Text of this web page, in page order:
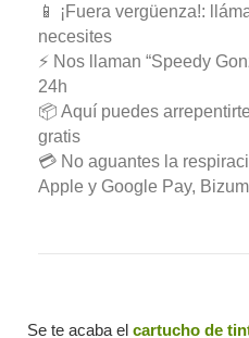
📱 ¡Fuera vergüenza!:
necesites
⚡ Nos llaman “Speedy
24h
📦 Aquí puedes
gratis
💳 No aguantes la
Apple y Google Pay,
Se te acaba el cartucho de